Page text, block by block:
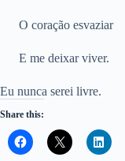
O coração esvaziar
E me deixar viver.
Eu nunca serei livre.
Share this: